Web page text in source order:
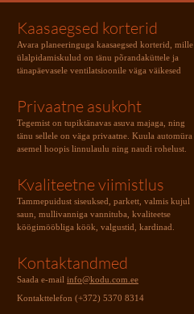
Kaasaegsed korterid
Avara planeeringuga kaasaegsed korterid, mille
ülalpidamiskulud on tänu põrandaküttele ja
tänapäevasele ventilatsioonile väga väikesed
Privaatne asukoht
Tegemist on tupiktänavas asuva majaga, ning
tänu sellele on väga privaatne. Kuula automüra
asemel hoopis linnulaulu ning naudi rohelust.
Kvaliteetne viimistlus
Tammepuidust siseuksed, parkett, valmis kujul
saun, mullivanniga vannituba, kvaliteetse
köögimööbliga köök, valgustid, kardinad.
Kontaktandmed
Saada e-mail info@kodu.com.ee
Kontakttelefon (+372) 5370 8314